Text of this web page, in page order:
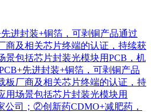
先进封装+铜箔，可剥铜产品通过
商及相关芯片终端的认证，持续获
景包括芯片封装光模块用PCB，机
先进封装+铜箔，可剥铜产品
板厂商及相关芯片终端的认证，持
用场景包括芯片封装光模块用
公司；②创新药CDMO+减肥药，